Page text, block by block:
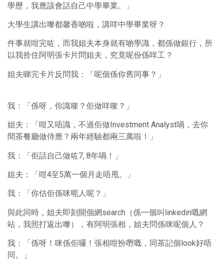
學歷，我應該會話自己中學畢業。」
大學生講出嚟都馨香啲啦，講咩中學畢業呀？
件事就咁完咗，而我姐夫本身就有啲學識，都係做銀行，所
以我拎住阿明張卡片問姐夫，究竟呢份係咩工？
姐夫睇完卡片反問我：「呢個係你舊同事？」
我：「係呀，你識㗎？佢做咩㗎？」
姐夫：「咁又唔識，不過佢做Investment Analyst喎，去你
間茶餐廳做侍應？兩年經驗都兩三萬啦！」
我：「佢話自己做咗7, 8年喎！」
姐夫：「咁4至5萬一個月走唔甩。」
我：「你估佢係咪呃人呢？」
與此同時，姐夫即刻開個網search（係一個叫linkedin嘅網
站，我照打返出嚟），有阿明張相，姐夫問係咪呢個人？
我：「係呀！咪係佢囉！張相咁扮嘢嘅，同茶記個look好唔
同。」